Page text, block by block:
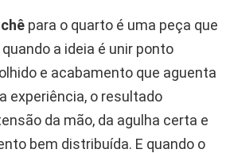
para o quarto é uma peça que
a ideia é unir ponto
e acabamento que aguenta
experiência, o resultado
da mão, da agulha certa e
bem distribuída. E quando o